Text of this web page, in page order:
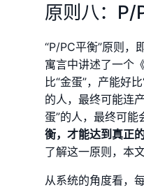
原则八：P/
“P/PC平衡”原则，
寓言中讲述了一个
比“金蛋”，产能好
的人，最终可能连
蛋”的人，最终可能
衡，才能达到真正
了解这一原则，本
从系统的角度看，